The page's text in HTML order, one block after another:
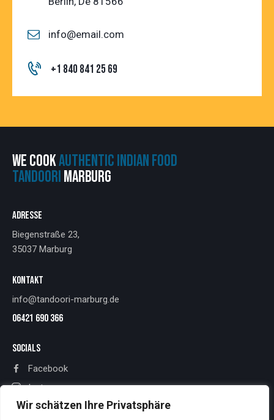
Wir schätzen Ihre Privatsphäre
info@email.com
+1 840 841 25 69
WE COOKAUTHENTIC INDIAN FOOD
TANDOORIMARBURG
ADRESSE
Biegenstraße 23,
35037 Marburg
KONTAKT
info@tandoori-marburg.de
06421 690 366
SOCIALS
Facebook
Instagram